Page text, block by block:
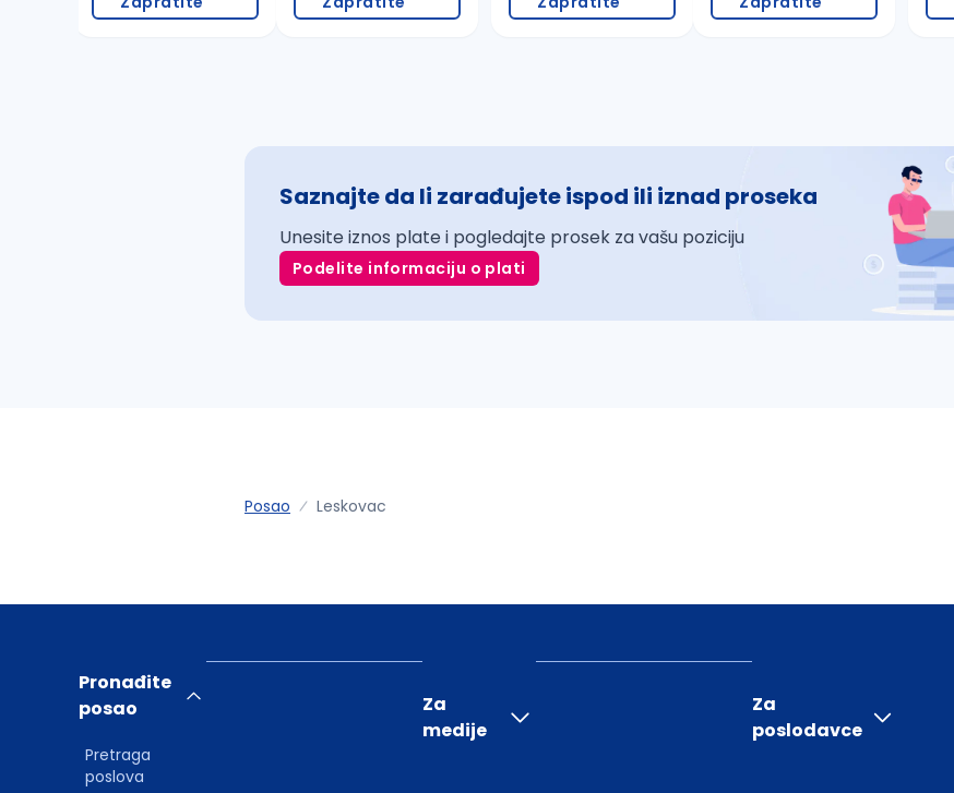
Saznajte da li zarađujete ispod ili iznad proseka
Unesite iznos plate i pogledajte prosek za vašu poziciju
Podelite informaciju o plati
Posao Leskovac
Pronađite
posao
Pretraga
poslova
Za
medije
Za
poslodavce